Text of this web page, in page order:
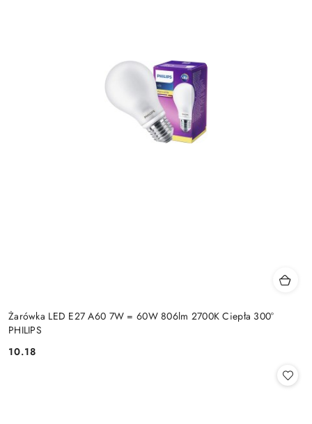
Żarówka LED E27 A60 7W = 60W 806lm 2700K Ciepła 300°
PHILIPS
Cena:
10.18